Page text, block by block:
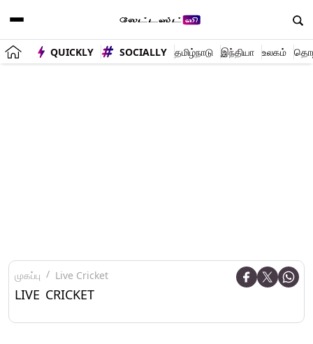
QUICKLY SOCIALLY தமிழ்நாடு இந்தியா உலகம்
முகப்பு Live Cricket
LIVE CRICKET